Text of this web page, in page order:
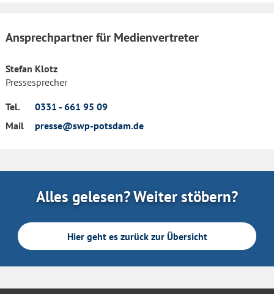
Ansprechpartner für Medienvertreter
Stefan Klotz
Pressesprecher
Tel.
0331 - 661 95 09
Mail
presse@swp-potsdam.de
Alles gelesen? Weiter stöbern?
Hier geht es zurück zur Übersicht